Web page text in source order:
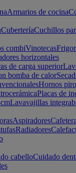
Armarios de cocina
CuberteríaCuchillos
combiVinotecas
horizontales
de carga superior
bomba de calor
Hornos
Placas de
Lavavajillas
Aspiradores
Radiadores
cabelloCuidado